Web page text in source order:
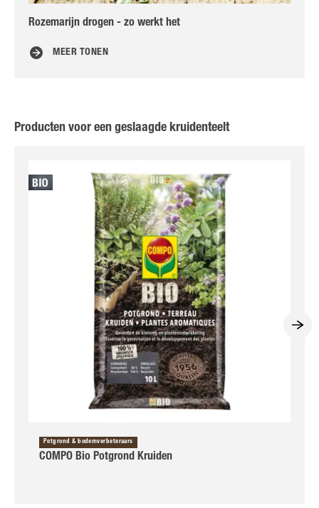
Rozemarijn drogen - zo werkt het
MEER TONEN
Producten voor een geslaagde kruidenteelt
Potgrond & bodemverbeteraars
COMPO Bio Potgrond Kruiden